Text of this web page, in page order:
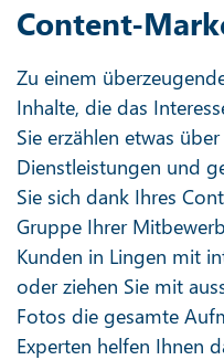
Content-
Zu einem
Inhalte, die das
Sie erzählen etwas
Dienstleistungen und
Sie sich dank Ihres
Gruppe Ihrer
Kunden in Lingen mit
oder ziehen Sie mit
Fotos die gesamte
Experten helfen Ihnen